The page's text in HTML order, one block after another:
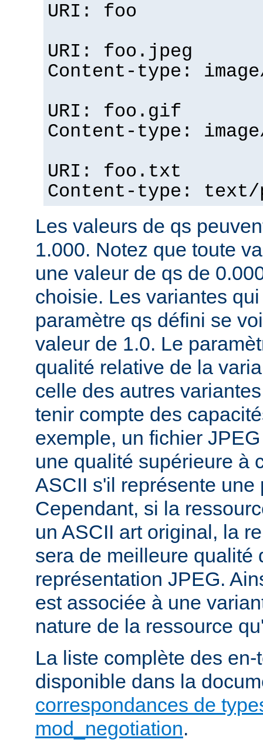
URI: foo
URI: foo.jpeg
Content-type:
URI: foo.gif
Content-type:
URI: foo.txt
Content-type:
Les valeurs de qs
1.000. Notez que toute
une valeur de qs de
choisie. Les variantes
paramètre qs défini se
valeur de 1.0. Le
qualité relative de la
celle des autres
tenir compte des
exemple, un fichier
une qualité supérieure à
ASCII s'il représente une
Cependant, si la
un ASCII art original, la
sera de meilleure qualité
représentation JPEG.
est associée à une
nature de la ressource
La liste complète des
disponible dans la
correspondances de
mod_negotiation.